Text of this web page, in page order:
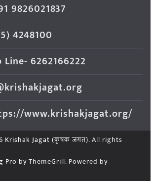
9826021837
4248100
6262166222
www.krishakjagat.org/
Krishak Jagat (कृषक जगत). All rights
Pro by ThemeGrill. Powered by